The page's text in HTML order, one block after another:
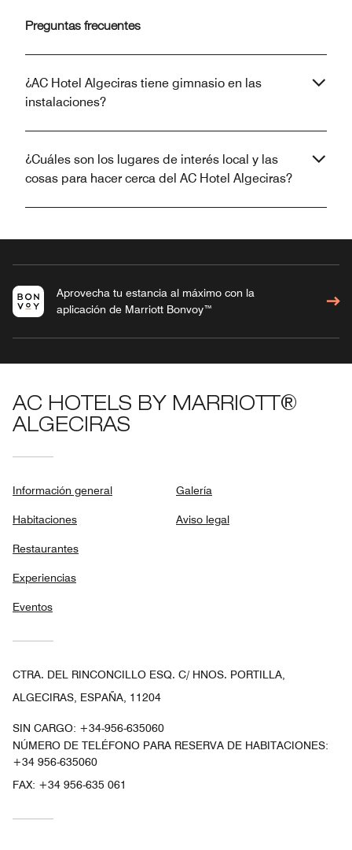
Preguntas frecuentes
¿AC Hotel Algeciras tiene gimnasio en las
instalaciones?
¿Cuáles son los lugares de interés local y las
cosas para hacer cerca del AC Hotel Algeciras?
Aprovecha tu estancia al máximo con la
aplicación de Marriott Bonvoy™
AC HOTELS BY MARRIOTT®
ALGECIRAS
Información general
Habitaciones
Restaurantes
Experiencias
Eventos
Galería
Aviso legal
CTRA. DEL RINCONCILLO ESQ. C/ HNOS. PORTILLA,
ALGECIRAS, ESPAÑA, 11204
SIN CARGO: +34-956-635060
NÚMERO DE TELÉFONO PARA RESERVA DE HABITACIONES:
+34 956-635060
FAX: +34 956-635 061